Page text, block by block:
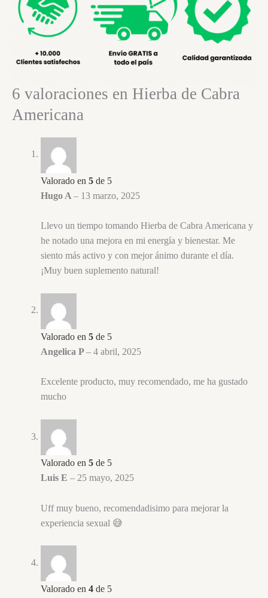
6 valoraciones en Hierba de Cabra
Americana
Valorado en 5 de 5
Hugo A – 13 marzo, 2025
Llevo un tiempo tomando Hierba de Cabra Americana y
he notado una mejora en mi energía y bienestar. Me
siento más activo y con mejor ánimo durante el día.
¡Muy buen suplemento natural!
Valorado en 5 de 5
Angelica P– 4 abril, 2025
Excelente producto, muy recomendado, me ha gustado
mucho
Valorado en 5 de 5
Luis E – 25 mayo, 2025
Uff muy bueno, recomendadisimo para mejorar la
experiencia sexual 😅
Valorado en 4 de 5